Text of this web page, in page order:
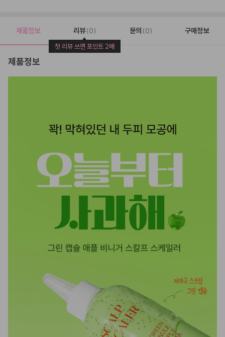
제품정보 리뷰 (0)
첫 리뷰 쓰면 포인트 2배
문의 (0) 구매정보
제품정보